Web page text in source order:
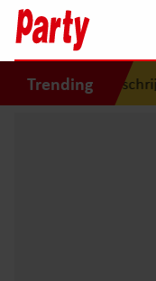
Trending
babynieuws: